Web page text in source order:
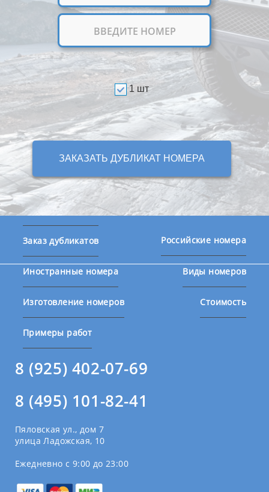
1 шт
ЗАКАЗАТЬ ДУБЛИКАТ НОМЕРА
Заказ дубликатов Российские номера
Иностранные номера Виды номеров
Изготовление номеров Стоимость
Примеры работ
8 (925) 402-07-69
8 (495) 101-82-41
Пяловская ул., дом 7
улица Ладожская, 10
Ежедневно с 9:00 до 23:00